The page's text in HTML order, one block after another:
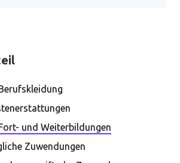
und Weiterbildungen
Zuwendungen